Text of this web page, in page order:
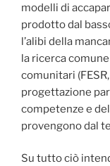
modelli di
prodotto dal
l’alibi della
la ricerca
comunitari
progettazione
competenze e
provengono dal
Su tutto ciò